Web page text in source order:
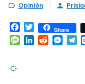
 Opinión 
Facebook
TwitterShare
Message
LinkedInReddit
☼